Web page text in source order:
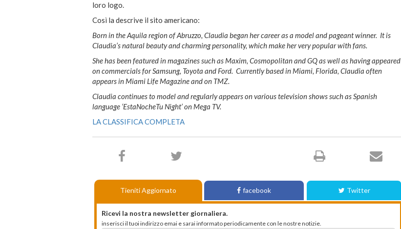
loro logo.
Così la descrive il sito americano:
Born in the Aquila region of Abruzzo, Claudia began her career as a model and pageant winner. It is
Claudia’s natural beauty and charming personality, which make her very popular with fans.
She has been featured in magazines such as Maxim, Cosmopolitan and GQ as well as having appeared
on commercials for Samsung, Toyota and Ford. Currently based in Miami, Florida, Claudia often
appears in Miami Life Magazine and on TMZ.
Claudia continues to model and regularly appears on various television shows such as Spanish
language ‘EstaNocheTu Night’ on Mega TV.
LA CLASSIFICA COMPLETA
Tieniti Aggiornato facebook Twitter
Ricevi la nostra newsletter giornaliera.
inserisci il tuoi indirizzo emai e sarai informato periodicamente con le nostre notizie.